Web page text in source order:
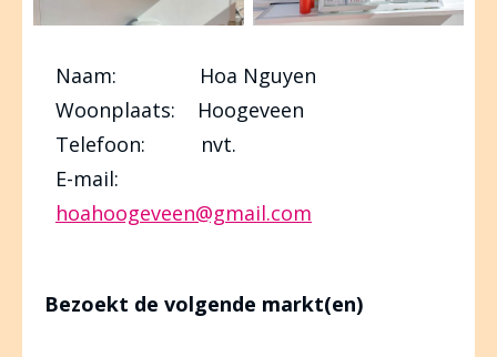
Naam: Hoa Nguyen
Woonplaats: Hoogeveen
Telefoon: nvt.
E-mail:
hoahoogeveen@gmail.com
Bezoekt de volgende markt(en)